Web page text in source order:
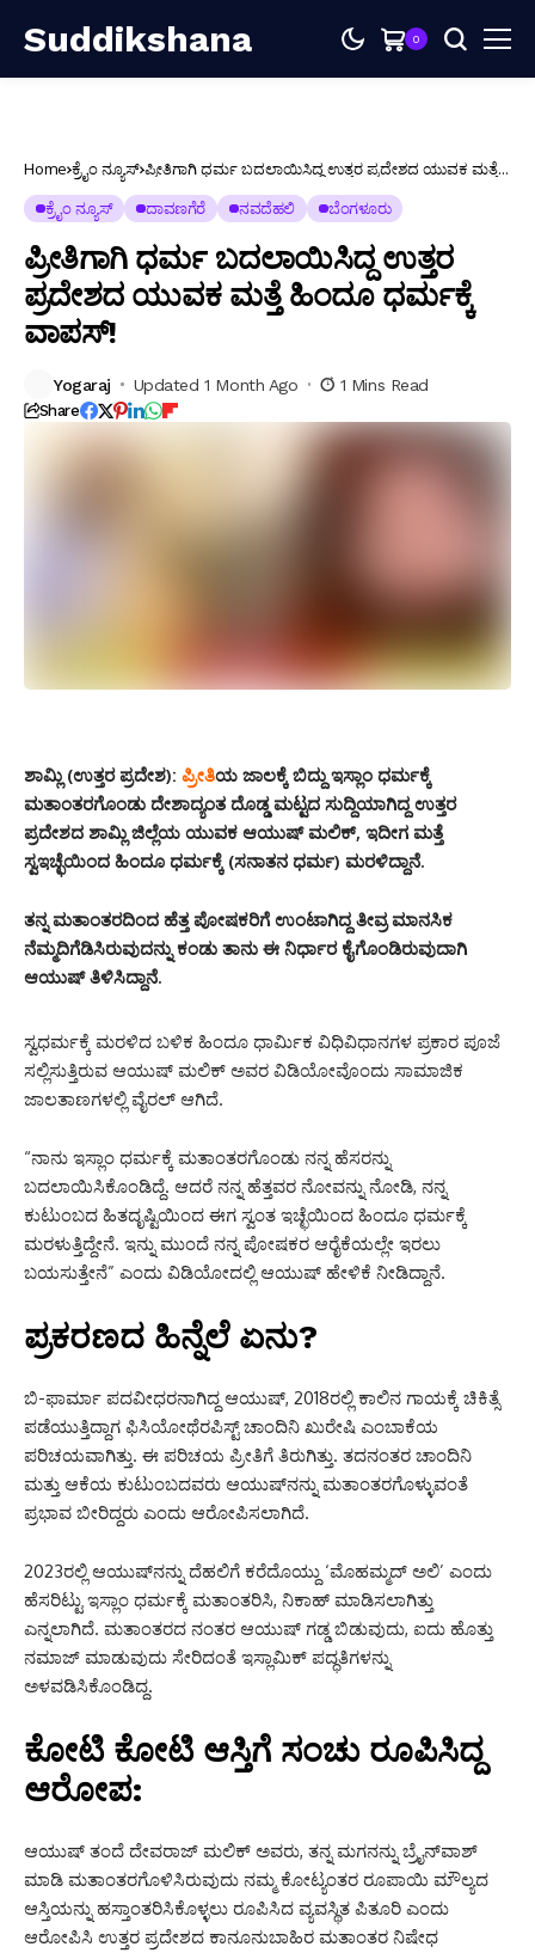
Suddikshana 0
Home ಕ್ರೈಂ ನ್ಯೂಸ್ ಪ್ರೀತಿಗಾಗಿ ಧರ್ಮ ಬದಲಾಯಿಸಿದ್ದ ಉತ್ತರ ಪ್ರದೇಶದ ಯುವಕ ಮತ್ತೆ
ಕ್ರೈಂ ನ್ಯೂಸ್ ದಾವಣಗೆರೆ ನವದೆಹಲಿ ಬೆಂಗಳೂರು
ಪ್ರೀತಿಗಾಗಿ ಧರ್ಮ ಬದಲಾಯಿಸಿದ್ದ ಉತ್ತರ
ಪ್ರದೇಶದ ಯುವಕ ಮತ್ತೆ ಹಿಂದೂ ಧರ್ಮಕ್ಕೆ
ವಾಪಸ್!
Yogaraj Updated 1 Month Ago 1 Mins Read
Share
ಶಾಮ್ಲಿ (ಉತ್ತರ ಪ್ರದೇಶ): ಪ್ರೀತಿಯ ಜಾಲಕ್ಕೆ ಬಿದ್ದು ಇಸ್ಲಾಂ ಧರ್ಮಕ್ಕೆ
ಮತಾಂತರಗೊಂಡು ದೇಶಾದ್ಯಂತ ದೊಡ್ಡ ಮಟ್ಟದ ಸುದ್ದಿಯಾಗಿದ್ದ ಉತ್ತರ
ಪ್ರದೇಶದ ಶಾಮ್ಲಿ ಜಿಲ್ಲೆಯ ಯುವಕ ಆಯುಷ್ ಮಲಿಕ್, ಇದೀಗ ಮತ್ತೆ
ಸ್ವಇಚ್ಛೆಯಿಂದ ಹಿಂದೂ ಧರ್ಮಕ್ಕೆ (ಸನಾತನ ಧರ್ಮ) ಮರಳಿದ್ದಾನೆ.
ತನ್ನ ಮತಾಂತರದಿಂದ ಹೆತ್ತ ಪೋಷಕರಿಗೆ ಉಂಟಾಗಿದ್ದ ತೀವ್ರ ಮಾನಸಿಕ
ನೆಮ್ಮದಿಗೆಡಿಸಿರುವುದನ್ನು ಕಂಡು ತಾನು ಈ ನಿರ್ಧಾರ ಕೈಗೊಂಡಿರುವುದಾಗಿ
ಆಯುಷ್ ತಿಳಿಸಿದ್ದಾನೆ.
ಸ್ವಧರ್ಮಕ್ಕೆ ಮರಳಿದ ಬಳಿಕ ಹಿಂದೂ ಧಾರ್ಮಿಕ ವಿಧಿವಿಧಾನಗಳ ಪ್ರಕಾರ ಪೂಜೆ
ಸಲ್ಲಿಸುತ್ತಿರುವ ಆಯುಷ್ ಮಲಿಕ್ ಅವರ ವಿಡಿಯೋವೊಂದು ಸಾಮಾಜಿಕ
ಜಾಲತಾಣಗಳಲ್ಲಿ ವೈರಲ್ ಆಗಿದೆ.
“ನಾನು ಇಸ್ಲಾಂ ಧರ್ಮಕ್ಕೆ ಮತಾಂತರಗೊಂಡು ನನ್ನ ಹೆಸರನ್ನು
ಬದಲಾಯಿಸಿಕೊಂಡಿದ್ದೆ. ಆದರೆ ನನ್ನ ಹೆತ್ತವರ ನೋವನ್ನು ನೋಡಿ, ನನ್ನ
ಕುಟುಂಬದ ಹಿತದೃಷ್ಟಿಯಿಂದ ಈಗ ಸ್ವಂತ ಇಚ್ಛೆಯಿಂದ ಹಿಂದೂ ಧರ್ಮಕ್ಕೆ
ಮರಳುತ್ತಿದ್ದೇನೆ. ಇನ್ನು ಮುಂದೆ ನನ್ನ ಪೋಷಕರ ಆರೈಕೆಯಲ್ಲೇ ಇರಲು
ಬಯಸುತ್ತೇನೆ” ಎಂದು ವಿಡಿಯೋದಲ್ಲಿ ಆಯುಷ್ ಹೇಳಿಕೆ ನೀಡಿದ್ದಾನೆ.
ಪ್ರಕರಣದ ಹಿನ್ನೆಲೆ ಏನು?
ಬಿ-ಫಾರ್ಮಾ ಪದವೀಧರನಾಗಿದ್ದ ಆಯುಷ್, 2018ರಲ್ಲಿ ಕಾಲಿನ ಗಾಯಕ್ಕೆ ಚಿಕಿತ್ಸೆ
ಪಡೆಯುತ್ತಿದ್ದಾಗ ಫಿಸಿಯೋಥೆರಪಿಸ್ಟ್ ಚಾಂದಿನಿ ಖುರೇಷಿ ಎಂಬಾಕೆಯ
ಪರಿಚಯವಾಗಿತ್ತು. ಈ ಪರಿಚಯ ಪ್ರೀತಿಗೆ ತಿರುಗಿತ್ತು. ತದನಂತರ ಚಾಂದಿನಿ
ಮತ್ತು ಆಕೆಯ ಕುಟುಂಬದವರು ಆಯುಷ್‌ನನ್ನು ಮತಾಂತರಗೊಳ್ಳುವಂತೆ
ಪ್ರಭಾವ ಬೀರಿದ್ದರು ಎಂದು ಆರೋಪಿಸಲಾಗಿದೆ.
2023ರಲ್ಲಿ ಆಯುಷ್‌ನನ್ನು ದೆಹಲಿಗೆ ಕರೆದೊಯ್ದು ‘ಮೊಹಮ್ಮದ್ ಅಲಿ’ ಎಂದು
ಹೆಸರಿಟ್ಟು ಇಸ್ಲಾಂ ಧರ್ಮಕ್ಕೆ ಮತಾಂತರಿಸಿ, ನಿಕಾಹ್ ಮಾಡಿಸಲಾಗಿತ್ತು
ಎನ್ನಲಾಗಿದೆ. ಮತಾಂತರದ ನಂತರ ಆಯುಷ್ ಗಡ್ಡ ಬಿಡುವುದು, ಐದು ಹೊತ್ತು
ನಮಾಜ್ ಮಾಡುವುದು ಸೇರಿದಂತೆ ಇಸ್ಲಾಮಿಕ್ ಪದ್ಧತಿಗಳನ್ನು
ಅಳವಡಿಸಿಕೊಂಡಿದ್ದ.
ಕೋಟಿ ಕೋಟಿ ಆಸ್ತಿಗೆ ಸಂಚು ರೂಪಿಸಿದ್ದ
ಆರೋಪ:
ಆಯುಷ್ ತಂದೆ ದೇವರಾಜ್ ಮಲಿಕ್ ಅವರು, ತನ್ನ ಮಗನನ್ನು ಬ್ರೈನ್‌ವಾಶ್
ಮಾಡಿ ಮತಾಂತರಗೊಳಿಸಿರುವುದು ನಮ್ಮ ಕೋಟ್ಯಂತರ ರೂಪಾಯಿ ಮೌಲ್ಯದ
ಆಸ್ತಿಯನ್ನು ಹಸ್ತಾಂತರಿಸಿಕೊಳ್ಳಲು ರೂಪಿಸಿದ ವ್ಯವಸ್ಥಿತ ಪಿತೂರಿ ಎಂದು
ಆರೋಪಿಸಿ ಉತ್ತರ ಪ್ರದೇಶದ ಕಾನೂನುಬಾಹಿರ ಮತಾಂತರ ನಿಷೇಧ